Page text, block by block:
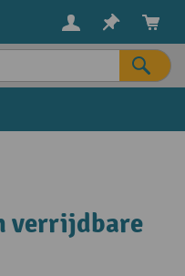
verrijdbare